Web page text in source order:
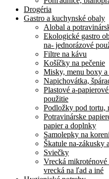
Drogéria
Gastro a kuchynské obaly
Alobal a
Ekologické gastro
na- jednorázové
Filtre na kávu
Košíčky na pečenie
Misky, menu boxy
Napichovátka,
Plastové a-
použitie
Podložky pod tortu,
Potravinárske
papier a doplnky
Samolepky na
Škatule na-zákusky
Sviečky
Vrecká mikroténové
vrecká na ľad a iné